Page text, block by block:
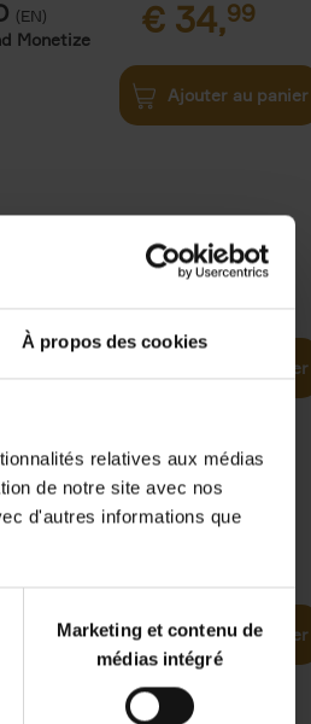
À propos des cookies
relatives aux médias
de notre site avec nos
d'autres informations que
Marketing et contenu de
médias intégré
(EN)
Monetize
€ 34,99
Ajouter au panier
35,50
Ajouter au panier
Ajouter au panier